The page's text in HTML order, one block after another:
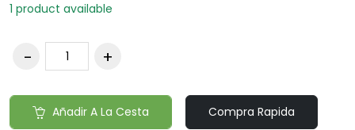
1 product available
Añadir A La Cesta Compra Rapida